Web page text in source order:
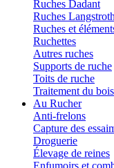
Ruches Dadant
Ruches Langstroth
Ruches et
Ruchettes
Autres ruches
Supports de ruche
Toits de ruche
Traitement du bois
Au Rucher
Anti-frelons
Capture des
Droguerie
Élevage de reines
Enfumoirs et